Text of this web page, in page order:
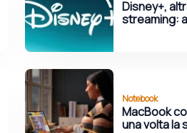
Disney+,
streaming:
Notebook
MacBook
una volta la